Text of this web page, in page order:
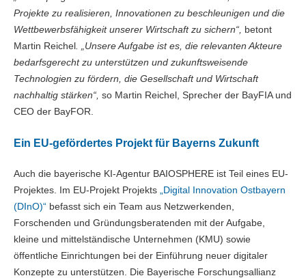
Projekte zu realisieren, Innovationen zu beschleunigen und die
Wettbewerbsfähigkeit unserer Wirtschaft zu sichern“, betont
Martin Reichel . „Unsere Aufgabe ist es, die relevanten Akteure
bedarfsgerecht zu unterstützen und zukunftsweisende
Technologien zu fördern, die Gesellschaft und Wirtschaft
nachhaltig stärken“, so Martin Reichel, Sprecher der BayFIA und
CEO der BayFOR.
Ein EU-gefördertes Projekt für Bayerns Zukunft
Auch die bayerische KI-Agentur BAIOSPHERE ist Teil eines EU-
Projektes. Im EU-Projekt Projekts
„Digital Innovation Ostbayern
(DInO)“ befasst sich ein Team aus Netzwerkenden,
Forschenden und Gründungsberatenden mit der Aufgabe,
kleine und mittelständische Unternehmen (KMU) sowie
öffentliche Einrichtungen bei der Einführung neuer digitaler
Konzepte zu unterstützen. Die Bayerische Forschungsallianz